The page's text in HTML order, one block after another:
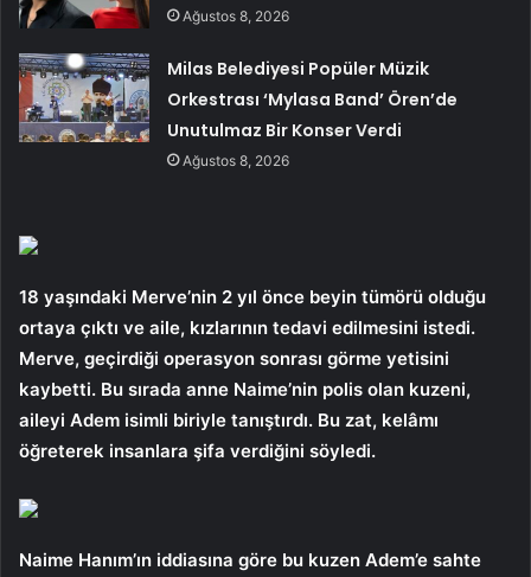
Ağustos 8, 2026
Milas Belediyesi Popüler Müzik
Orkestrası ‘Mylasa Band’ Ören’de
Unutulmaz Bir Konser Verdi
Ağustos 8, 2026
18 yaşındaki Merve’nin 2 yıl önce beyin tümörü olduğu
ortaya çıktı ve aile, kızlarının tedavi edilmesini istedi.
Merve, geçirdiği operasyon sonrası görme yetisini
kaybetti. Bu sırada anne Naime’nin polis olan kuzeni,
aileyi Adem isimli biriyle tanıştırdı. Bu zat, kelâmı
öğreterek insanlara şifa verdiğini söyledi.
Naime Hanım’ın iddiasına göre bu kuzen Adem’e sahte